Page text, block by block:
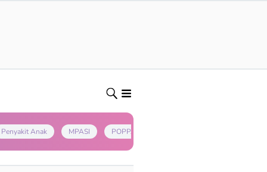
Penyakit Anak MPASI POPPAPA